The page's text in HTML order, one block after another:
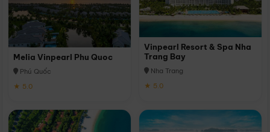
Melia Vinpearl Phu Quoc
Phú Quốc
★ 5.0
Vinpearl Resort & Spa Nha
Trang Bay
Nha Trang
★ 5.0